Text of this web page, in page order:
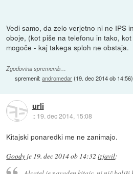
Vedi samo, da zelo verjetno ni ne IPS
oboje, (kot piše na telefonu in tako,
mogoče - kaj takega sploh ne obstaja.
Zgodovina sprememb…
spremenil:andromedar(19. dec 2014 ob 14:56)
urli
:: 19. dec 2014, 15:08
Kitajski ponaredki me ne zanimajo.
Goody je 19. dec 2014 ob 14:32 izjavil: